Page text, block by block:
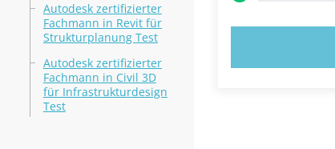
Autodesk zertifizierter
Fachmann in Revit für
Strukturplanung Test
Autodesk zertifizierter
Fachmann in Civil 3D
für Infrastrukturdesign
Test